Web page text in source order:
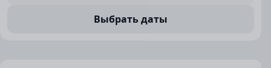
Выбрать даты